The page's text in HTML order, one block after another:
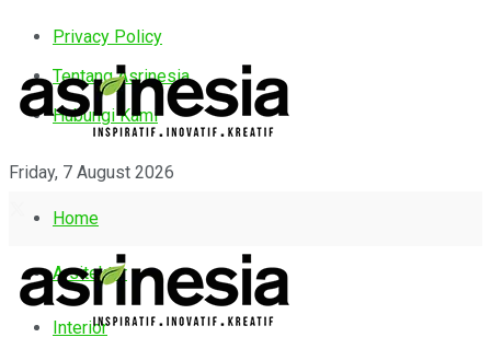
Privacy Policy
Tentang Asrinesia
Hubungi Kami
Friday, 7 August 2026
Home
Arsitektur
Interior